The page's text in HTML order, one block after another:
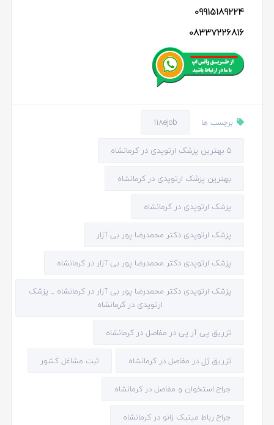
09915189224
08337226816
برچسب ها 118ejob
5 بهترین پزشک ارتوپدی در کرمانشاه
بهترین پزشک ارتوپدی در کرمانشاه
پزشک ارتوپدی در کرمانشاه
پزشک ارتوپدی دکتر محمدرضا پور بی آزار
پزشک ارتوپدی دکتر محمدرضا پور بی آزار در کرمانشاه
پزشک ارتوپدی دکتر محمدرضا پور بی آزار در کرمانشاه _ پزشک
ارتوپدی در کرمانشاه
تزریق پی آر پی در مفاصل در کرمانشاه
تزریق ژل در مفاصل در کرمانشاه ثبت مشاغل کشور
جراح استخوان و مفاصل در کرمانشاه
جراح رباط مینیک زانو در کرمانشاه